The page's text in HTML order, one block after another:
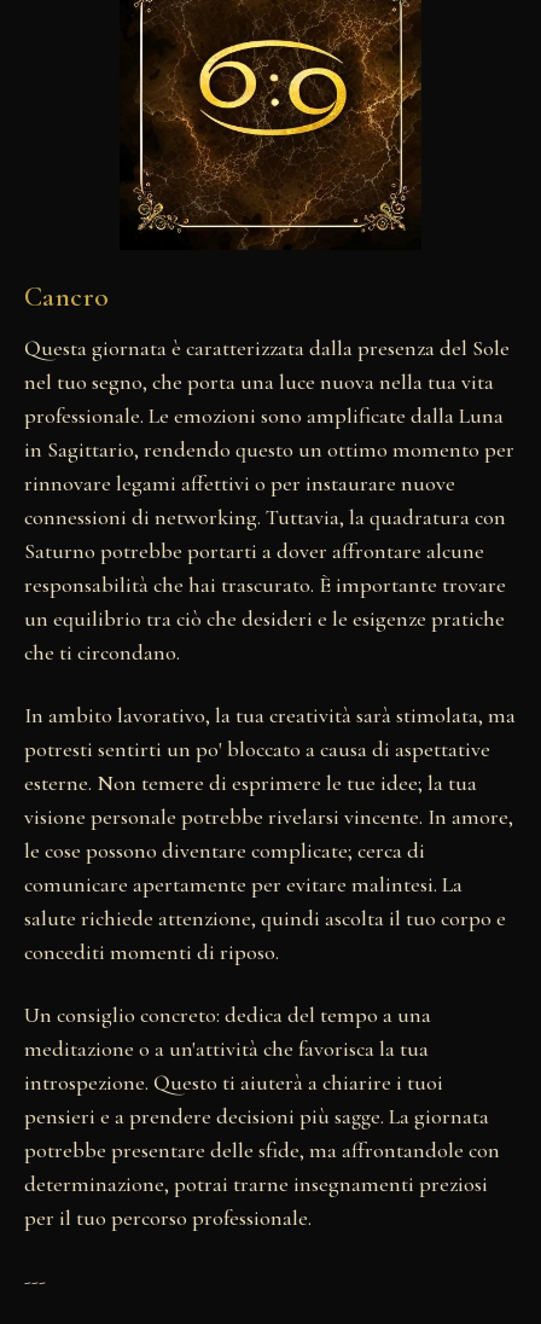
Cancro
Questa giornata è caratterizzata dalla presenza del Sole
nel tuo segno, che porta una luce nuova nella tua vita
professionale. Le emozioni sono amplificate dalla Luna
in Sagittario, rendendo questo un ottimo momento per
rinnovare legami affettivi o per instaurare nuove
connessioni di networking. Tuttavia, la quadratura con
Saturno potrebbe portarti a dover affrontare alcune
responsabilità che hai trascurato. È importante trovare
un equilibrio tra ciò che desideri e le esigenze pratiche
che ti circondano.
In ambito lavorativo, la tua creatività sarà stimolata, ma
potresti sentirti un po' bloccato a causa di aspettative
esterne. Non temere di esprimere le tue idee; la tua
visione personale potrebbe rivelarsi vincente. In amore,
le cose possono diventare complicate; cerca di
comunicare apertamente per evitare malintesi. La
salute richiede attenzione, quindi ascolta il tuo corpo e
concediti momenti di riposo.
Un consiglio concreto: dedica del tempo a una
meditazione o a un'attività che favorisca la tua
introspezione. Questo ti aiuterà a chiarire i tuoi
pensieri e a prendere decisioni più sagge. La giornata
potrebbe presentare delle sfide, ma affrontandole con
determinazione, potrai trarne insegnamenti preziosi
per il tuo percorso professionale.
---